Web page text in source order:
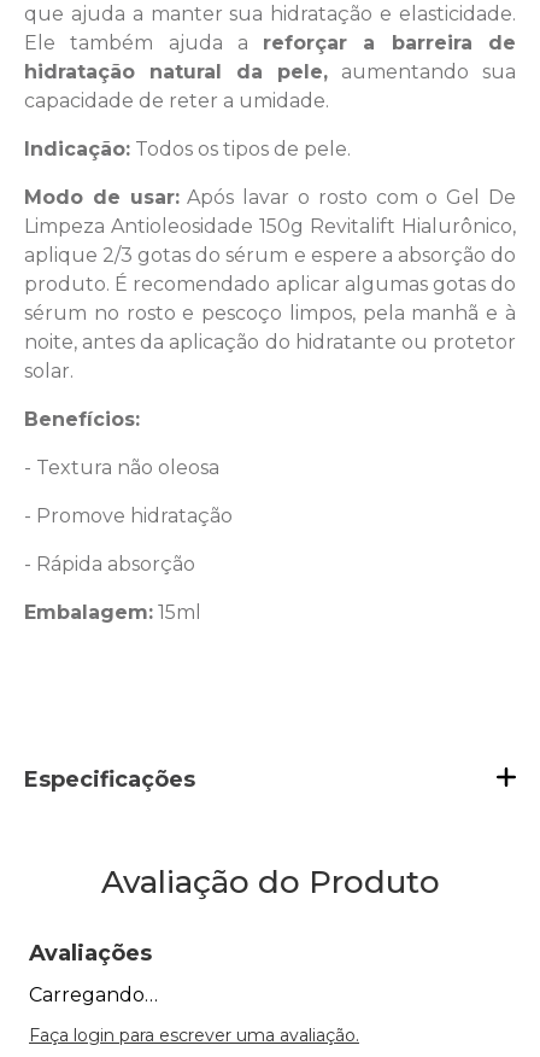
que ajuda a manter sua hidratação e elasticidade.
Ele também ajuda a reforçar a barreira de
hidratação natural da pele, aumentando sua
capacidade de reter a umidade.
Indicação: Todos os tipos de pele.
Modo de usar:Após lavar o rosto com o Gel De
Limpeza Antioleosidade 150g Revitalift Hialurônico,
aplique 2/3 gotas do sérum e espere a absorção do
produto. É recomendado aplicar algumas gotas do
sérum no rosto e pescoço limpos, pela manhã e à
noite, antes da aplicação do hidratante ou protetor
solar.
Benefícios:
- Textura não oleosa
- Promove hidratação
- Rápida absorção
Embalagem: 15ml
Especificações
Avaliação do Produto
Avaliações
Carregando…
Faça login para escrever uma avaliação.